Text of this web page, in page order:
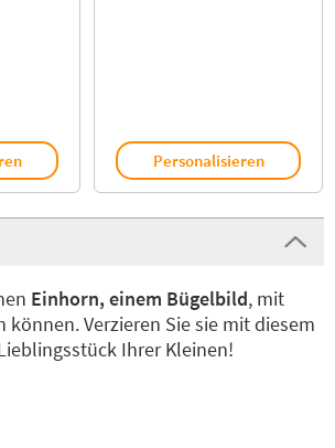
Personalisieren
Einhorn, einem Bügelbild, mit
Verzieren Sie sie mit diesem
Ihrer Kleinen!